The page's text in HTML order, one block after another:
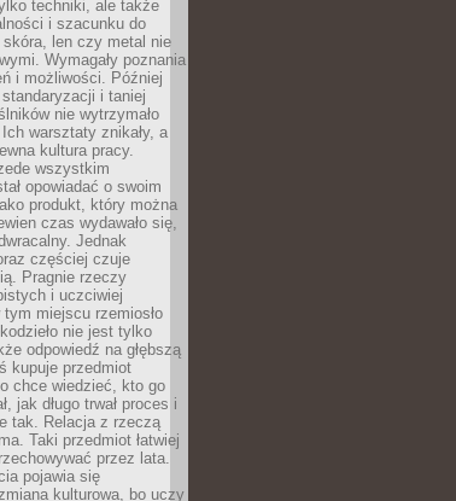
techniki, ale także
i szacunku do
skóra, len czy metal nie
Wymagały poznania
i możliwości. Później
standaryzacji i taniej
nie wytrzymało
warsztaty znikały, a
kultura pracy.
wszystkim
opowiadać o swoim
produkt, który można
czas wydawało się,
Jednak
częściej czuje
Pragnie rzeczy
i uczciwiej
miejscu rzemiosło
nie jest tylko
odpowiedź na głębszą
kupuje przedmiot
chce wiedzieć, kto go
jak długo trwał proces i
tak. Relacja z rzeczą
Taki przedmiot łatwiej
przez lata.
pojawia się
kulturowa, bo uczy